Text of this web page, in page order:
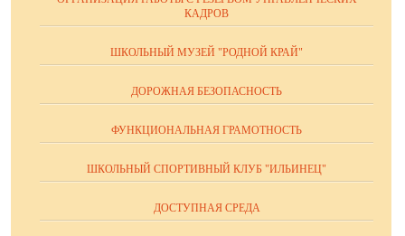
КАДРОВ
ШКОЛЬНЫЙ МУЗЕЙ "РОДНОЙ КРАЙ"
ДОРОЖНАЯ БЕЗОПАСНОСТЬ
ФУНКЦИОНАЛЬНАЯ ГРАМОТНОСТЬ
ШКОЛЬНЫЙ СПОРТИВНЫЙ КЛУБ "ИЛЬИНЕЦ"
ДОСТУПНАЯ СРЕДА